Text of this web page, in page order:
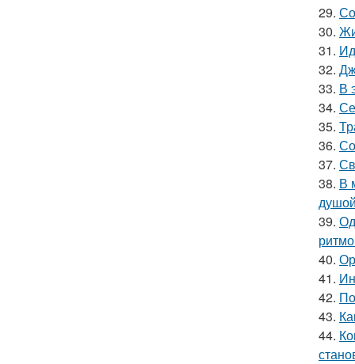
29.
30.
31.
32.
33. В
34.
35.
36.
37.
38. В
39.
40.
41.
42.
43.
44.